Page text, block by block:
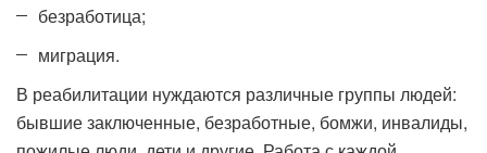
безработица;
миграция.
В реабилитации нуждаются различные группы людей:
бывшие заключенные, безработные, бомжи, инвалиды,